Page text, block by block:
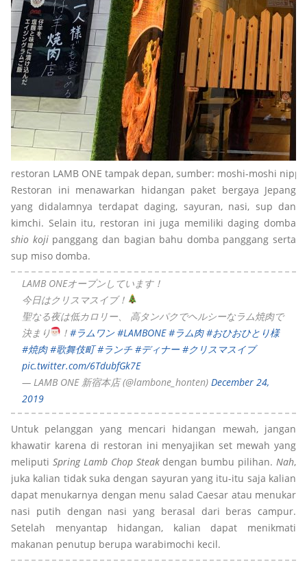
restoran LAMB ONE tampak depan, sumber: moshi-moshi
Restoran ini menawarkan hidangan paket bergaya Jepang
yang didalamnya terdapat daging, sayuran, nasi, sup dan
kimchi. Selain itu, restoran ini juga memiliki daging domba
shio kojipanggang dan bagian bahu domba panggang serta
sup miso domba.
LAMB ONEオープンしています！
今日はクリスマスイブ！
聖なる夜は低カロリー、 高タンパクでヘルシーなラム焼肉で
決まり
！ #ラムワン #LAMBONE #ラム肉 #おひおひとり様
#焼肉 #歌舞伎町 #ランチ #ディナー #クリスマスイブ
pic.twitter.com/6TdubfGk7E
— LAMB ONE 新宿本店 (@lambone_honten) December 24,
2019
Untuk pelanggan yang mencari hidangan mewah, jangan
khawatir karena di restoran ini menyajikan set mewah yang
meliputi Spring Lamb Chop Steakdengan bumbu pilihan. Nah,
juka kalian tidak suka dengan sayuran yang itu-itu saja kalian
dapat menukarnya dengan menu salad Caesar atau menukar
nasi putih dengan nasi yang berasal dari beras campur.
Setelah menyantap hidangan, kalian dapat menikmati
makanan penutup berupa warabimochi kecil.